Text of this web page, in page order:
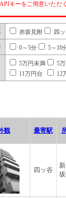
キーをご用意いただ
赤坂見附 四
0～5分 5～10
5万円未満
5
11万円台
12
観 最寄駅
四ッ谷